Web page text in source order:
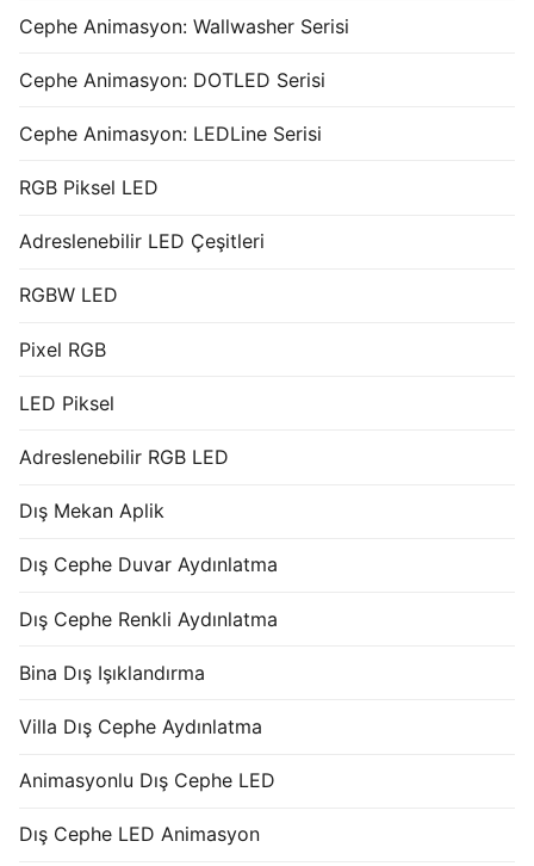
Cephe Animasyon: Wallwasher Serisi
Cephe Animasyon: DOTLED Serisi
Cephe Animasyon: LEDLine Serisi
RGB Piksel LED
Adreslenebilir LED Çeşitleri
RGBW LED
Pixel RGB
LED Piksel
Adreslenebilir RGB LED
Dış Mekan Aplik
Dış Cephe Duvar Aydınlatma
Dış Cephe Renkli Aydınlatma
Bina Dış Işıklandırma
Villa Dış Cephe Aydınlatma
Animasyonlu Dış Cephe LED
Dış Cephe LED Animasyon